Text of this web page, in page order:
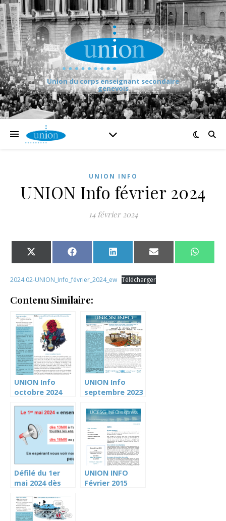
Union du corps enseignant secondaire
genevois
UNION INFO
UNION Info février 2024
14 février 2024
Share on X (Twitter)Share on FacebookShare on LinkedInShare on Email
2024.02-UNION_Info_février_2024_ew Télécharger
Contenu Similaire:
UNION Info
octobre 2024
UNION Info
septembre 2023
Défilé du 1er
mai 2024 dès
UNION INFO
Février 2015